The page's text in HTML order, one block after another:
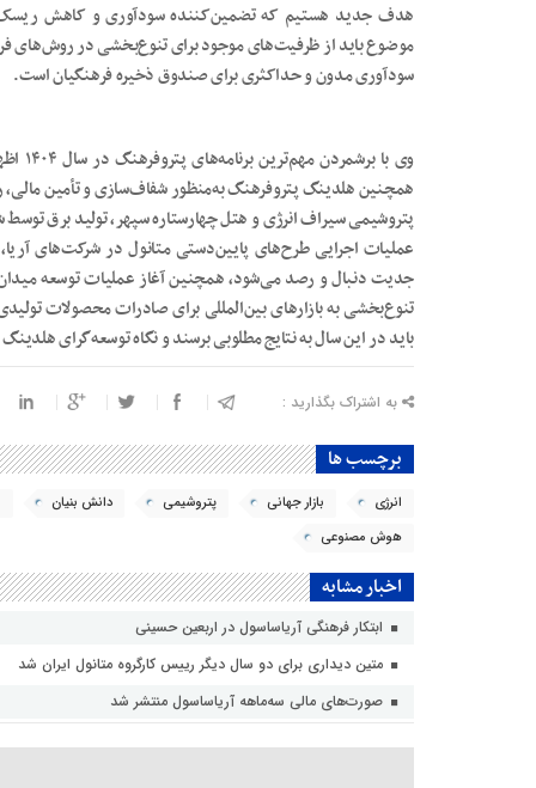
هدف جدید هستیم که تضمین‌کننده سودآوری و کاهش
موضوع باید از ظرفیت‌های موجود برای تنوع‌بخشی در روش‌های
سودآوری مدون و حداکثری برای صندوق ذخیره فرهنگیان است.
وی
پتروشیمی سیراف انرژی و هتل چهارستاره سپهر، تولید برق توسط
عملیات اجرایی طرح‌های پایین‌دستی متانول در شرکت‌های
جدیت دنبال و رصد می‌شود، همچنین آغاز عملیات توسعه
تنوع‌بخشی به بازارهای بین‌المللی برای صادرات محصولات
باید در این سال به نتایج مطلوبی برسند و نگاه توسعه‌گرای
به اشتراک بگذارید :
برچسب ها
انرژی بازار جهانی پتروشیمی دانش بنیان
هوش مصنوعی
اخبار مشابه
ابتکار فرهنگی آریاساسول در اربعین حسینی
متین دیداری برای دو سال دیگر رییس کارگروه متانول ایران شد
صورت‌های مالی سه‌ماهه آریاساسول منتشر شد